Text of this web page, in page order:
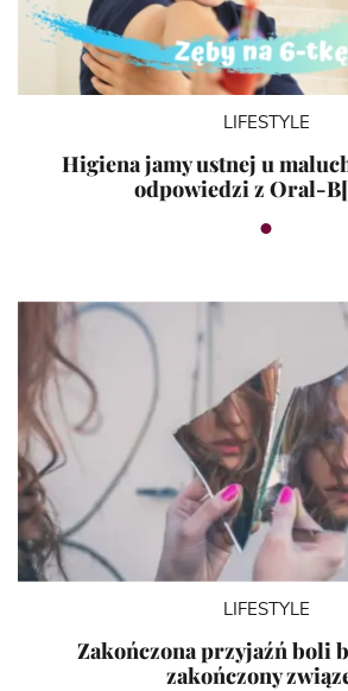
LIFESTYLE
Higiena jamy ustnej u
odpowiedzi z Oral-
LIFESTYLE
Zakończona przyjaźń boli
zakończony